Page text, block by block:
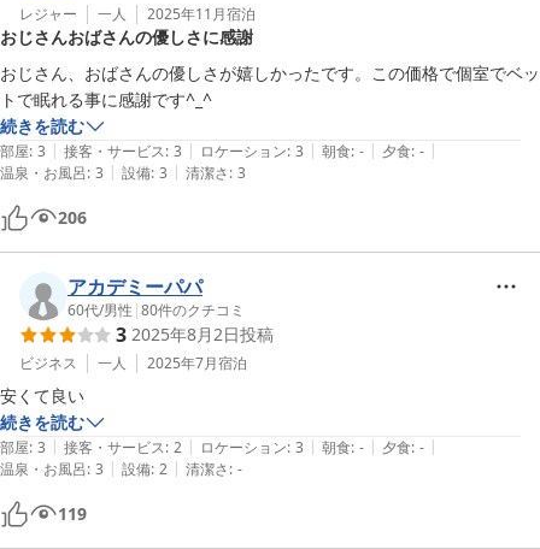
レジャー 一人 2025年11月宿泊
おじさんおばさんの優しさに感謝
おじさん、おばさんの優しさが嬉しかったです。この価格で個室でベッ
トで眠れる事に感謝です^_^
続きを読む
部屋: 3 | 接客・サービス: 3 | ロケーション: 3 | 朝食: - | 夕食: - |
温泉・お風呂: 3 | 設備: 3 | 清潔さ: 3
206
アカデミーパパ
60代/男性 |80件のクチコミ
3 2025年8月2日投稿
ビジネス 一人 2025年7月宿泊
安くて良い
続きを読む
部屋: 3 | 接客・サービス: 2 | ロケーション: 3 | 朝食: - | 夕食: - |
温泉・お風呂: 3 | 設備: 2 | 清潔さ: -
119